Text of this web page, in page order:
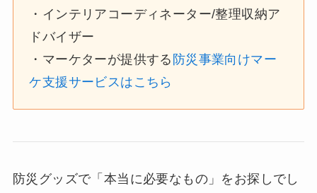
・インテリアコーディネーター/整理収納ア
ドバイザー
・マーケターが提供する 防災事業向けマー
ケ支援サービスはこちら
防災グッズで「本当に必要なもの」をお探しでし